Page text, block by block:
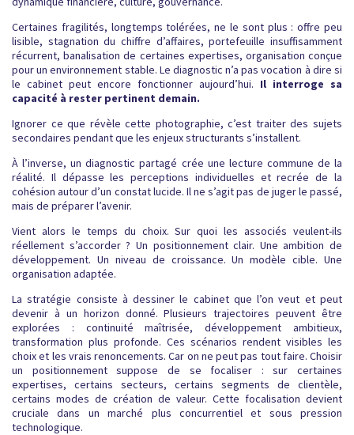
Certaines fragilités, longtemps tolérées, ne le sont plus : offre peu
lisible, stagnation du chiffre d’affaires, portefeuille insuffisamment
récurrent, banalisation de certaines expertises, organisation conçue
pour un environnement stable. Le diagnostic n’a pas vocation à dire si
le cabinet peut encore fonctionner aujourd’hui. Il interroge sa
capacité à rester pertinent demain.
Ignorer ce que révèle cette photographie, c’est traiter des sujets
secondaires pendant que les enjeux structurants s’installent.
À l’inverse, un diagnostic partagé crée une lecture commune de la
réalité. Il dépasse les perceptions individuelles et recrée de la
cohésion autour d’un constat lucide. Il ne s’agit pas de juger le passé,
mais de préparer l’avenir.
Vient alors le temps du choix. Sur quoi les associés veulent-ils
réellement s’accorder ? Un positionnement clair. Une ambition de
développement. Un niveau de croissance. Un modèle cible. Une
organisation adaptée.
La stratégie consiste à dessiner le cabinet que l’on veut et peut
devenir à un horizon donné. Plusieurs trajectoires peuvent être
explorées : continuité maîtrisée, développement ambitieux,
transformation plus profonde. Ces scénarios rendent visibles les
choix et les vrais renoncements. Car on ne peut pas tout faire. Choisir
un positionnement suppose de se focaliser : sur certaines
expertises, certains secteurs, certains segments de clientèle,
certains modes de création de valeur. Cette focalisation devient
cruciale dans un marché plus concurrentiel et sous pression
technologique.